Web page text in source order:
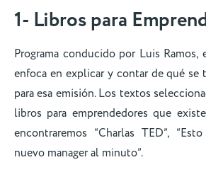
1- Libros para
Programa conducido por Luis Ramos,
enfoca en explicar y contar de qué
para esa emisión. Los textos
libros para emprendedores que
encontraremos “Charlas TED”,
nuevo manager al minuto”.